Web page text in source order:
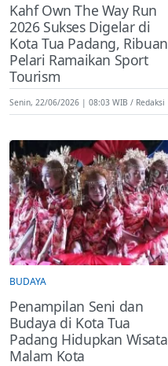
Kahf Own The Way Run
2026 Sukses Digelar di
Kota Tua Padang, Ribuan
Pelari Ramaikan Sport
Tourism
Senin, 22/06/2026 | 08:03 WIB Redaksi
BUDAYA
Penampilan Seni dan
Budaya di Kota Tua
Padang Hidupkan Wisata
Malam Kota